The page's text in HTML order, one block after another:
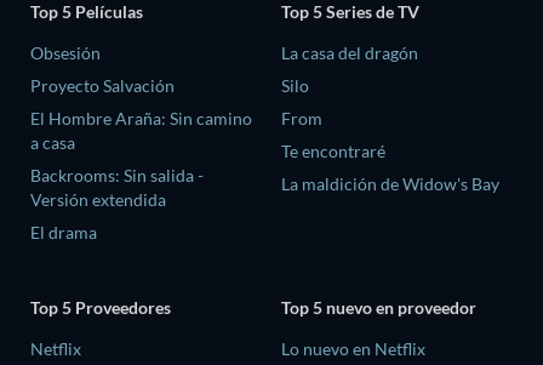
Top 5 Películas
Obsesión
Proyecto Salvación
El Hombre Araña: Sin camino
a casa
Backrooms: Sin salida -
Versión extendida
El drama
Top 5 Series de TV
La casa del dragón
Silo
From
Te encontraré
La maldición de Widow's Bay
Top 5 Proveedores
Netflix
Top 5 nuevo en proveedor
Lo nuevo en Netflix